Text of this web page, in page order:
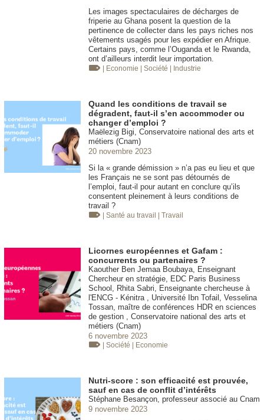
Les images spectaculaires de décharges de
friperie au Ghana posent la question de la
pertinence de collecter dans les pays riches nos
vêtements usagés pour les expédier en Afrique.
Certains pays, comme l’Ouganda et le Rwanda,
ont d’ailleurs interdit leur importation.
| Economie | Société | Industrie
Quand les conditions de travail se
dégradent, faut-il s’en accommoder ou
changer d’emploi ?
Maëlezig Bigi, Conservatoire national des arts et
métiers (Cnam)
20 novembre 2023
Si la « grande démission » n’a pas eu lieu et que
les Français ne se sont pas détournés de
l’emploi, faut-il pour autant en conclure qu’ils
consentent pleinement à leurs conditions de
travail ?
| Santé au travail | Travail
Licornes européennes et Gafam :
concurrents ou partenaires ?
Kaouther Ben Jemaa Boubaya, Enseignant
Chercheur en stratégie, EDC Paris Business
School, Rhita Sabri, Enseignante chercheuse à
l'ENCG - Kénitra , Université Ibn Tofail, Vesselina
Tossan, maître de conférences HDR en sciences
de gestion , Conservatoire national des arts et
métiers (Cnam)
6 novembre 2023
| Société | Economie
Nutri-score : son efficacité est prouvée,
sauf en cas de conflit d’intérêts
Stéphane Besançon, professeur associé au Cnam
9 novembre 2023